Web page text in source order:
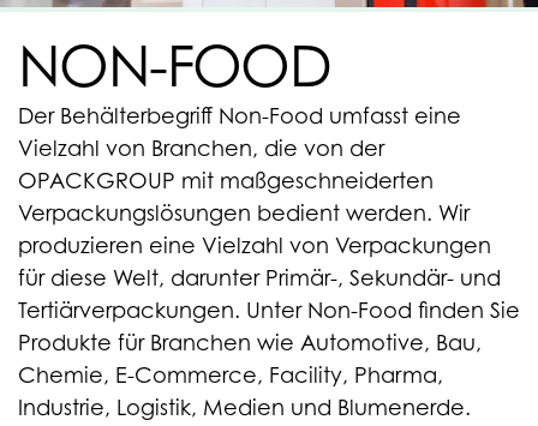
NON-FOOD
Der Behälterbegriff Non-Food umfasst eine
Vielzahl von Branchen, die von der
OPACKGROUP mit maßgeschneiderten
Verpackungslösungen bedient werden. Wir
produzieren eine Vielzahl von Verpackungen
für diese Welt, darunter Primär-, Sekundär- und
Tertiärverpackungen. Unter Non-Food finden Sie
Produkte für Branchen wie Automotive, Bau,
Chemie, E-Commerce, Facility, Pharma,
Industrie, Logistik, Medien und Blumenerde.